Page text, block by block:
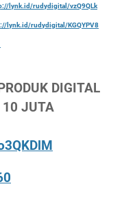
lynk.id/rudydigital/vzQ9QLk
lynk.id/rudydigital/KGQYPV8
DIGITAL
10 JUTA